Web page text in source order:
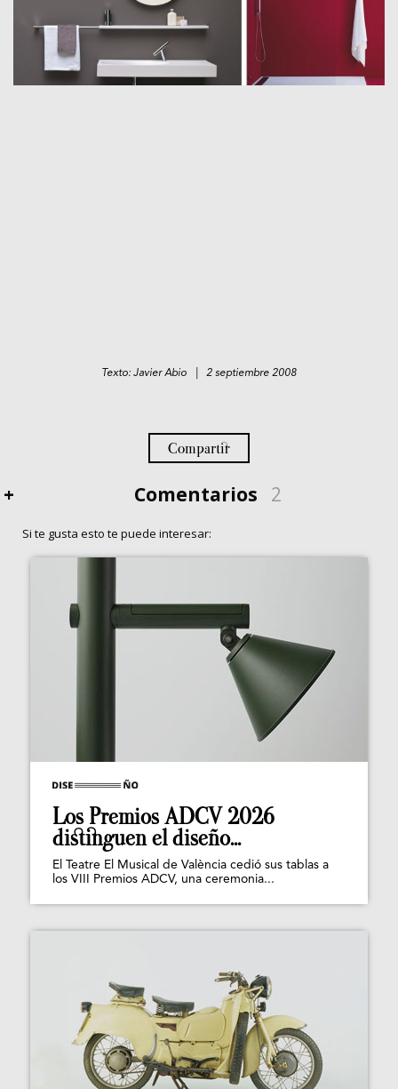
Texto: Javier Abio | 2 septiembre 2008
Compartir
+ Comentarios 2
Si te gusta esto te puede interesar:
Los Premios ADCV 2026
distinguen el diseño...
El Teatre El Musical de València cedió sus tablas a
los VIII Premios ADCV, una ceremonia...